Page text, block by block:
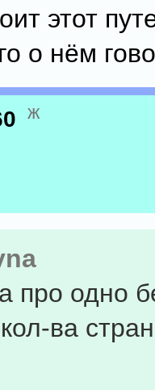
этот
о нём
ж
про одно
ва